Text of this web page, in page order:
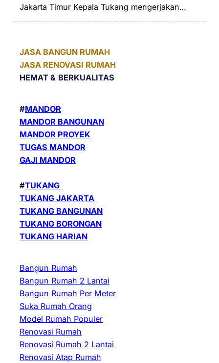
Jakarta Timur Kepala Tukang mengerjakan…
JASA BANGUN RUMAH
JASA RENOVASI RUMAH
HEMAT & BERKUALITAS
#MANDOR
MANDOR BANGUNAN
MANDOR PROYEK
TUGAS MANDOR
GAJI MANDOR
#TUKANG
TUKANG JAKARTA
TUKANG BANGUNAN
TUKANG BORONGAN
TUKANG HARIAN
Bangun Rumah
Bangun Rumah 2 Lantai
Bangun Rumah Per Meter
Suka Rumah Orang
Model Rumah Populer
Renovasi Rumah
Renovasi Rumah 2 Lantai
Renovasi Atap Rumah